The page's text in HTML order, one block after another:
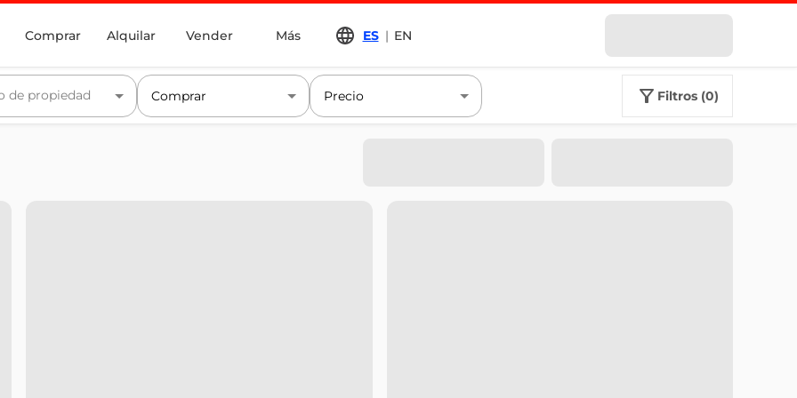
Comprar Alquilar Vender Más ES | EN
de propiedad Comprar Precio filtros (0)